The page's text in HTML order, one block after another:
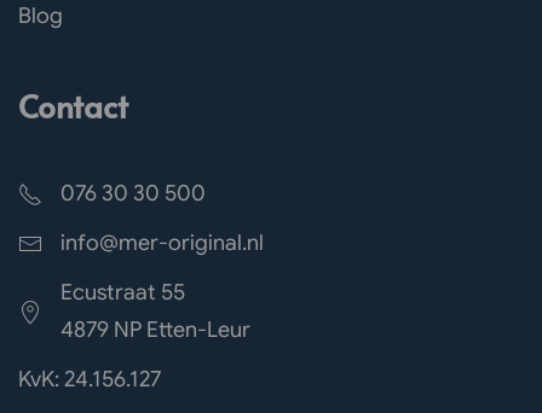
Blog
Contact
076 30 30 500
info@mer-original.nl
Ecustraat 55
4879 NP Etten-Leur
KvK: 24.156.127